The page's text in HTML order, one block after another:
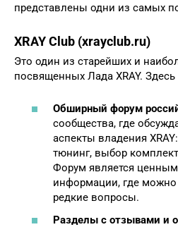
представлены одни из самых
XRAY Club (xrayclub.ru)
Это один из старейших и
посвященных Лада XRAY.
Обширный форум
сообщества, где
аспекты владения
тюнинг, выбор
Форум является
информации, где
редкие вопросы.
Разделы с отзывами и